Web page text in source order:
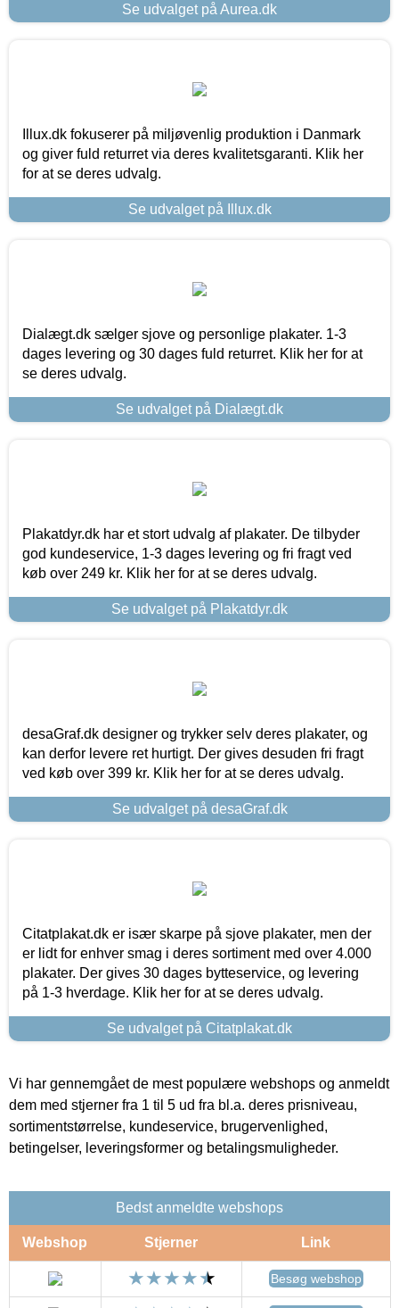
Se udvalget på Aurea.dk
Illux.dk fokuserer på miljøvenlig produktion i Danmark
og giver fuld returret via deres kvalitetsgaranti. Klik her
for at se deres udvalg.
Se udvalget på Illux.dk
Dialægt.dk sælger sjove og personlige plakater. 1-3
dages levering og 30 dages fuld returret. Klik her for at
se deres udvalg.
Se udvalget på Dialægt.dk
Plakatdyr.dk har et stort udvalg af plakater. De tilbyder
god kundeservice, 1-3 dages levering og fri fragt ved
køb over 249 kr. Klik her for at se deres udvalg.
Se udvalget på Plakatdyr.dk
desaGraf.dk designer og trykker selv deres plakater, og
kan derfor levere ret hurtigt. Der gives desuden fri fragt
ved køb over 399 kr. Klik her for at se deres udvalg.
Se udvalget på desaGraf.dk
Citatplakat.dk er især skarpe på sjove plakater, men der
er lidt for enhver smag i deres sortiment med over 4.000
plakater. Der gives 30 dages bytteservice, og levering
på 1-3 hverdage. Klik her for at se deres udvalg.
Se udvalget på Citatplakat.dk
Vi har gennemgået de mest populære webshops og anmeldt
dem med stjerner fra 1 til 5 ud fra bl.a. deres prisniveau,
sortimentstørrelse, kundeservice, brugervenlighed,
betingelser, leveringsformer og betalingsmuligheder.
Bedst anmeldte webshops
Webshop Stjerner Link
Besøg webshop